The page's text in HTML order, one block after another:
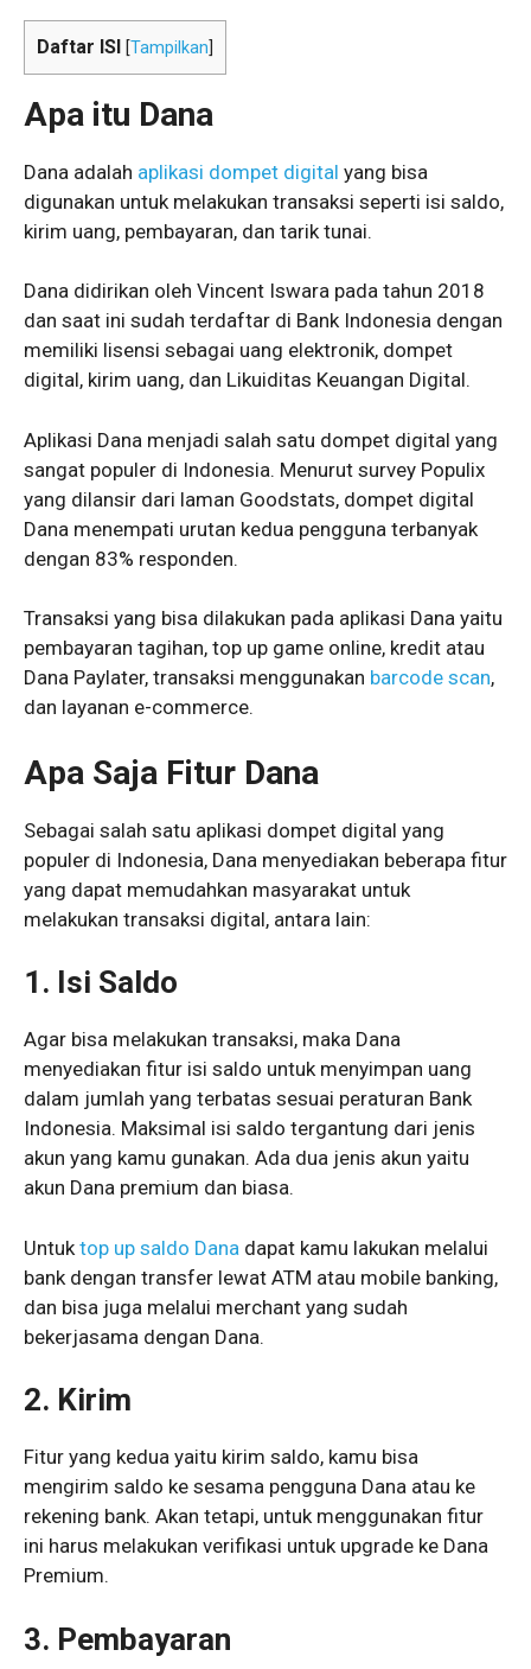
Daftar ISI [Tampilkan
Apa itu Dana
Dana adalah aplikasi dompet digital yang bisa
digunakan untuk melakukan transaksi seperti isi saldo,
kirim uang, pembayaran, dan tarik tunai.
Dana didirikan oleh Vincent Iswara pada tahun 2018
dan saat ini sudah terdaftar di Bank Indonesia dengan
memiliki lisensi sebagai uang elektronik, dompet
digital, kirim uang, dan Likuiditas Keuangan Digital.
Aplikasi Dana menjadi salah satu dompet digital yang
sangat populer di Indonesia. Menurut survey Populix
yang dilansir dari laman Goodstats, dompet digital
Dana menempati urutan kedua pengguna terbanyak
dengan 83% responden.
Transaksi yang bisa dilakukan pada aplikasi Dana yaitu
pembayaran tagihan, top up game online, kredit atau
Dana Paylater, transaksi menggunakan barcode scan,
dan layanan e-commerce.
Apa Saja Fitur Dana
Sebagai salah satu aplikasi dompet digital yang
populer di Indonesia, Dana menyediakan beberapa fitur
yang dapat memudahkan masyarakat untuk
melakukan transaksi digital, antara lain:
1. Isi Saldo
Agar bisa melakukan transaksi, maka Dana
menyediakan fitur isi saldo untuk menyimpan uang
dalam jumlah yang terbatas sesuai peraturan Bank
Indonesia. Maksimal isi saldo tergantung dari jenis
akun yang kamu gunakan. Ada dua jenis akun yaitu
akun Dana premium dan biasa.
Untuk top up saldo Dana dapat kamu lakukan melalui
bank dengan transfer lewat ATM atau mobile banking,
dan bisa juga melalui merchant yang sudah
bekerjasama dengan Dana.
2. Kirim
Fitur yang kedua yaitu kirim saldo, kamu bisa
mengirim saldo ke sesama pengguna Dana atau ke
rekening bank. Akan tetapi, untuk menggunakan fitur
ini harus melakukan verifikasi untuk upgrade ke Dana
Premium.
3. Pembayaran